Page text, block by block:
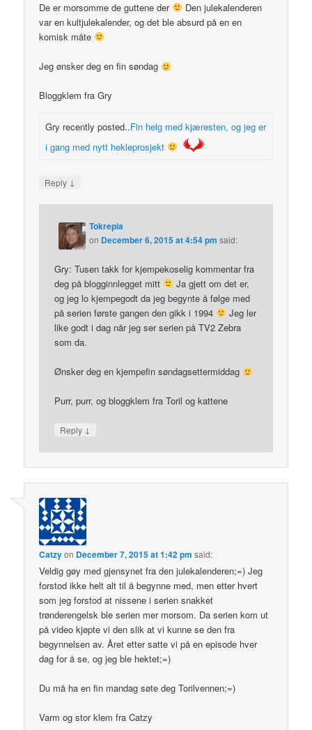
De er morsomme de guttene der
Den julekalenderen
var en kultjulekalender, og det ble absurd på en en
komisk måte
Jeg ønsker deg en fin søndag
Bloggklem fra Gry
Gry recently posted..Fin helg med kjæresten, og jeg er
i gang med nytt hekleprosjekt
Reply ↓
Tokrepia
on December 6, 2015 at 4:54 pm said:
Gry: Tusen takk for kjempekoselig kommentar fra
deg på blogginnlegget mitt
Ja gjett om det er,
og jeg lo kjempegodt da jeg begynte å følge med
på serien første gangen den gikk i 1994
Jeg ler
like godt i dag når jeg ser serien på TV2 Zebra
som da.
Ønsker deg en kjempefin søndagsettermiddag
Purr, purr, og bloggklem fra Toril og kattene
Reply ↓
Catzyon December 7, 2015 at 1:42 pm said:
Veldig gøy med gjensynet fra den julekalenderen;=) Jeg
forstod ikke helt alt til å begynne med, men etter hvert
som jeg forstod at nissene i serien snakket
trønderengelsk ble serien mer morsom. Da serien kom ut
på video kjøpte vi den slik at vi kunne se den fra
begynnelsen av. Året etter satte vi på en episode hver
dag for å se, og jeg ble hektet;=)
Du må ha en fin mandag søte deg Torilvennen;=)
Varm og stor klem fra Catzy